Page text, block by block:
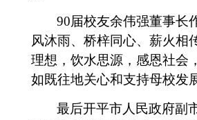
90届校友余伟强董事长
风沐雨、桥梓同心、薪火相
理想，饮水思源，感恩社会
如既往地关心和支持母校发
最后开平市人民政府副